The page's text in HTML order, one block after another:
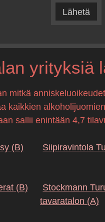
Lähetä
yrityksiä
mitkä
kaikkien
sallii enintään 4,7
(B) Siipiravintola
(B)
Stockmann
tavaratalon (A)